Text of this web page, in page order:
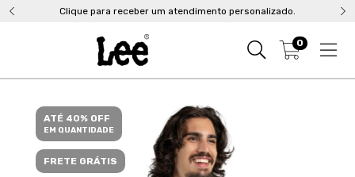
Clique para receber um atendimento personalizado.
0
ATÉ 40% OFF
EM QUANTIDADE
FRETE GRÁTIS